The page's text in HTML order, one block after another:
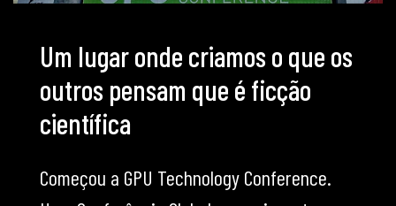
Um lugar onde criamos o que os
outros pensam que é ficção
científica
Começou a GPU Technology Conference.